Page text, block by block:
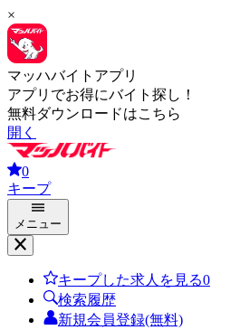
×
マッハバイトアプリ
アプリでお得にバイト探し！
無料ダウンロードはこちら
開く
0
キープ
メニュー
キープした求人を見る0
検索履歴
新規会員登録(無料)